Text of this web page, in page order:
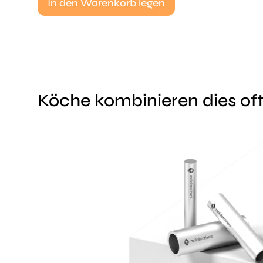
In den Warenkorb legen
Köche kombinieren dies